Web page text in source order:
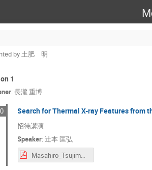
by 土肥 明
1
: 長瀧 重博
Search for Thermal X-ray Features from
招待講演
Speaker:辻本 匡弘
Masahiro_Tsujimoto Masahiro Tsujimoto.pdf